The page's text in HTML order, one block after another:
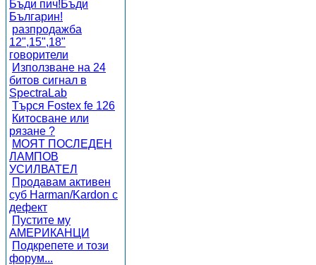
Бъди пич!Бъди
Българин!
разпродажба
12",15",18"
говорители
Използване на 24
битов сигнал в
SpectraLab
Търся Fostex fe 126
Китосване или
рязане ?
МОЯТ ПОСЛЕДЕН
ЛАМПОВ
УСИЛВАТЕЛ
Продавам активен
суб Harman/Kardon с
дефект
Пустите му
АМЕРИКАНЦИ
Подкрепете и този
форум...